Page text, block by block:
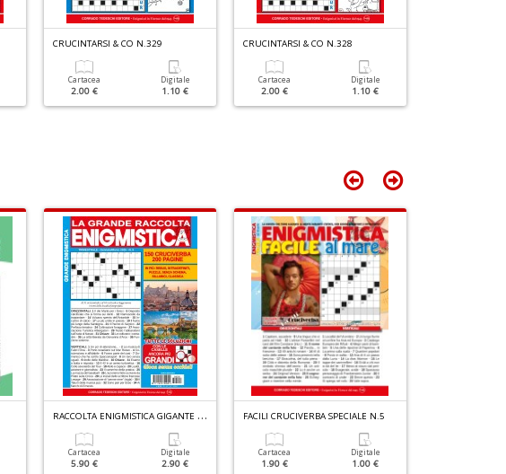
CRUCINTARSI & CO N.329
Cartacea
2.00 €
Digitale
1.10 €
CRUCINTARSI & CO N.328
Cartacea
2.00 €
Digitale
1.10 €
R
ACCOLTA ENIGMISTICA GIGANTE N.5
Cartacea
5.90 €
Digitale
2.90 €
FACILI CRUCIVERBA SPECIALE N.5
Cartacea
1.90 €
Digitale
1.00 €